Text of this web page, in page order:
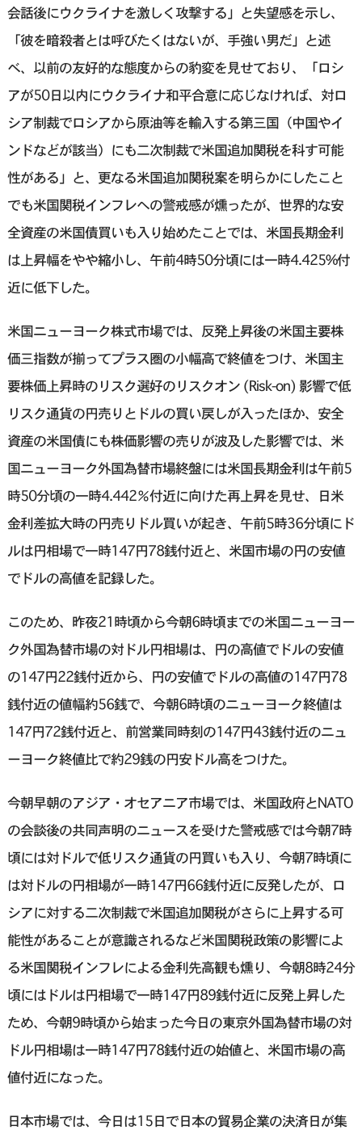
会話後にウクライナを激しく攻撃する」と失望感を示し、
「彼を暗殺者とは呼びたくはないが、手強い男だ」と述
べ、以前の友好的な態度からの豹変を見せており、「ロシ
アが50日以内にウクライナ和平合意に応じなければ、対ロ
シア制裁でロシアから原油等を輸入する第三国（中国やイ
ンドなどが該当）にも二次制裁で米国追加関税を科す可能
性がある」と、更なる米国追加関税案を明らかにしたこと
でも米国関税インフレへの警戒感が燻ったが、世界的な安
全資産の米国債買いも入り始めたことでは、米国長期金利
は上昇幅をやや縮小し、午前4時50分頃には一時4.425%付
近に低下した。
米国ニューヨーク株式市場では、反発上昇後の米国主要株
価三指数が揃ってプラス圏の小幅高で終値をつけ、米国主
要株価上昇時のリスク選好のリスクオン (Risk-on) 影響で低
リスク通貨の円売りとドルの買い戻しが入ったほか、安全
資産の米国債にも株価影響の売りが波及した影響では、米
国ニューヨーク外国為替市場終盤には米国長期金利は午前5
時50分頃の一時4.442％付近に向けた再上昇を見せ、日米
金利差拡大時の円売りドル買いが起き、午前5時36分頃にド
ルは円相場で一時147円78銭付近と、米国市場の円の安値
でドルの高値を記録した。
このため、昨夜21時頃から今朝6時頃までの米国ニューヨー
ク外国為替市場の対ドル円相場は、円の高値でドルの安値
の147円22銭付近から、円の安値でドルの高値の147円78
銭付近の値幅約56銭で、今朝6時頃のニューヨーク終値は
147円72銭付近と、前営業同時刻の147円43銭付近のニュ
ーヨーク終値比で約29銭の円安ドル高をつけた。
今朝早朝のアジア・オセアニア市場では、米国政府とNATO
の会談後の共同声明のニュースを受けた警戒感では今朝7時
頃には対ドルで低リスク通貨の円買いも入り、今朝7時頃に
は対ドルの円相場が一時147円66銭付近に反発したが、ロ
シアに対する二次制裁で米国追加関税がさらに上昇する可
能性があることが意識されるなど米国関税政策の影響によ
る米国関税インフレによる金利先高観も燻り、今朝8時24分
頃にはドルは円相場で一時147円89銭付近に反発上昇した
ため、今朝9時頃から始まった今日の東京外国為替市場の対
ドル円相場は一時147円78銭付近の始値と、米国市場の高
値付近になった。
日本市場では、今日は15日で日本の貿易企業の決済日が集